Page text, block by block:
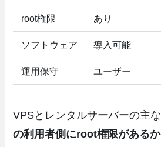
root権限 あり
ソフトウェア 導入可能
運用保守 ユーザー
VPSとレンタルサーバーの主
の利用者側にroot権限がある